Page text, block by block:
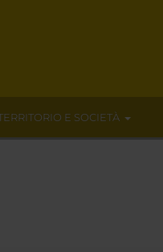
E SOCIETÀ